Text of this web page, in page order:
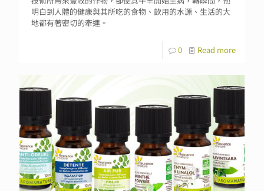
明白到人體的健康與其所吃的食物、飲用的水源、生活的大
地都有著密切的牽連。
0 Read more